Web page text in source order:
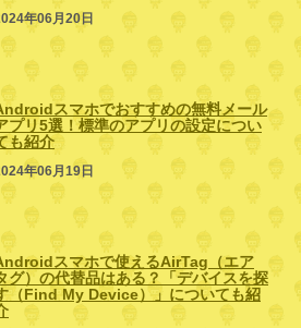
年06月20日
スマホでおすすめの無料メール
プリ5選！標準のアプリの設定につい
も紹介
年06月19日
スマホで使えるAirTag（エア
グ）の代替品はある？「デバイスを探
（Find My Device）」についても紹